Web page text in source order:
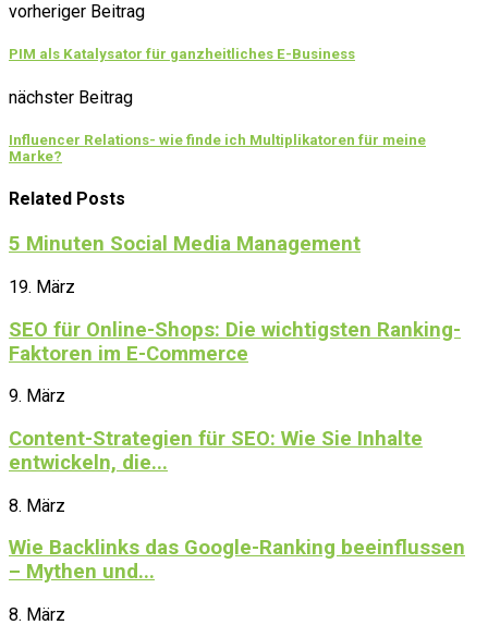
vorheriger Beitrag
PIM als Katalysator für ganzheitliches E-Business
nächster Beitrag
Influencer Relations- wie finde ich Multiplikatoren für meine
Marke?
Related Posts
5 Minuten Social Media Management
19. März
SEO für Online-Shops: Die wichtigsten Ranking-
Faktoren im E-Commerce
9. März
Content-Strategien für SEO: Wie Sie Inhalte
entwickeln, die...
8. März
Wie Backlinks das Google-Ranking beeinflussen
– Mythen und...
8. März